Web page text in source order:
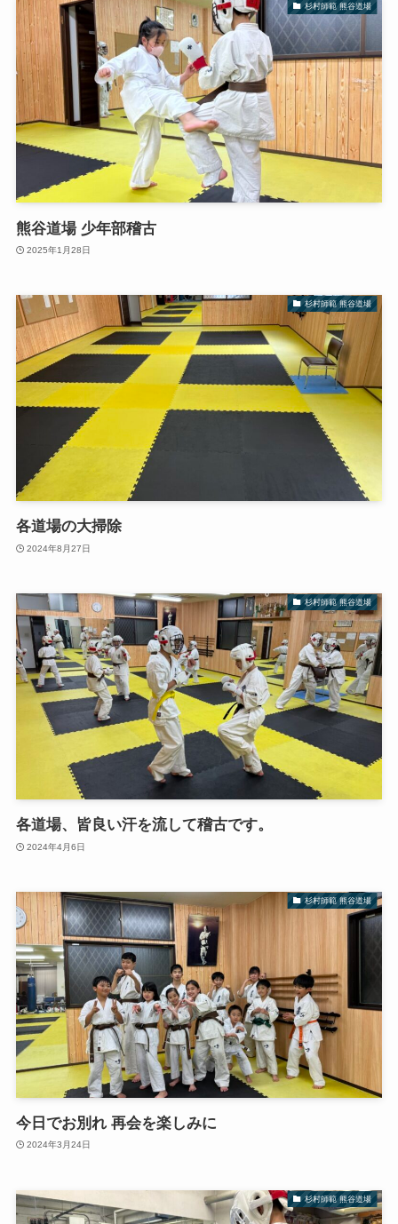
杉村師範 熊谷道場
熊谷道場 少年部稽古
2025年1月28日
杉村師範 熊谷道場
各道場の大掃除
2024年8月27日
杉村師範 熊谷道場
各道場、皆良い汗を流して稽古です。
2024年4月6日
杉村師範 熊谷道場
今日でお別れ 再会を楽しみに
2024年3月24日
杉村師範 熊谷道場